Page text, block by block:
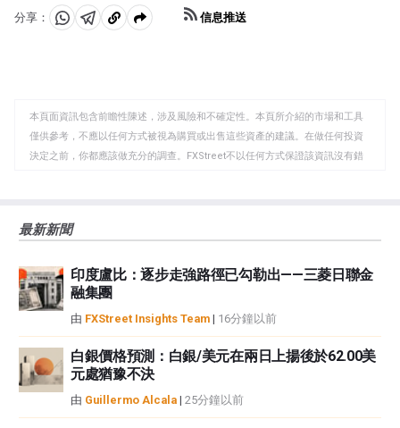
分享：
分 分 複
板
信息推送
本頁面資訊包含前瞻性陳述，涉及風險和不確定性。本頁所介紹的市場和工具
僅供參考，不應以任何方式被視為購買或出售這些資產的建議。在做任何投資
決定之前，你都應該做充分的調查。FXStreet不以任何方式保證該資訊沒有錯
觀點，並不代表FXStreet或其廣告商的官方政策或立場。作者不對本頁連結的
如果文章正文中沒有明確提到，在撰寫本文時，作者在本文中提到的任何股票
中都沒有頭寸，也沒有與文中提到的任何公司有業務關係。除了FXStreet，作
者沒有收到撰寫這篇文章的報酬。
性不作任何陳述。FXStreet和作者將不承擔任何錯誤，遺漏或任何損失，傷害
或損害由此資訊及其顯示或使用引起的。錯誤和遺漏除外。本文作者和
FXStreet並非註冊投資顧問，本文內容無意提供任何投資建議。
最新新聞
印度盧比：逐步走強路徑已勾勒出——三菱日聯金
融集團
由 FXStreet Insights Team | 16分鐘以前
白銀價格預測：白銀/美元在兩日上揚後於62.00美
元處猶豫不決
由 Guillermo Alcala | 25分鐘以前